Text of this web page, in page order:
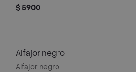
$ 5900
Alfajor negro
Alfajor negro